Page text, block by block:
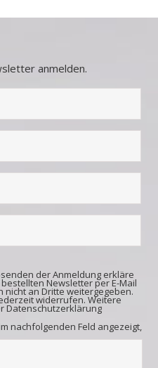
anmelden.
der Anmeldung erkläre
Newsletter per E-Mail
nicht an Dritte weitergegeben.
widerrufen. Weitere
Datenschutzerklärung
nachfolgenden Feld angezeigt,